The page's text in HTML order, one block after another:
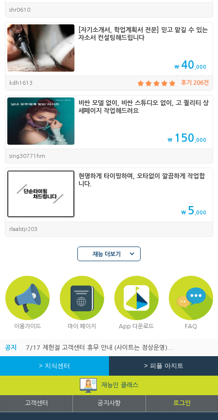
shr0610
[자기소개서, 학업계획서 전문] 믿고 맡길 수 있는
자소서 컨설팅해드립니다
₩ 40 ,000
kdh1613 후기 206건
비싼 모델 없이, 비싼 스튜디오 없이, 고 퀄리티 상
세페이지 작업해드려요
₩ 150 ,000
sing30771hm
현명하게 타이핑하며, 오타없이 깔끔하게 작업합
니다.
₩ 5 ,000
rlaalstjr203
재능 더보기
이용가이드 마이 페이지 App 다운로드 FAQ
공지 7/17 제헌절 고객센터 휴무 안내 (사이트는 정상운영)...
> 지식센터 > 피플 아지트
재능인 클래스
고객센터 공지사항 로그인